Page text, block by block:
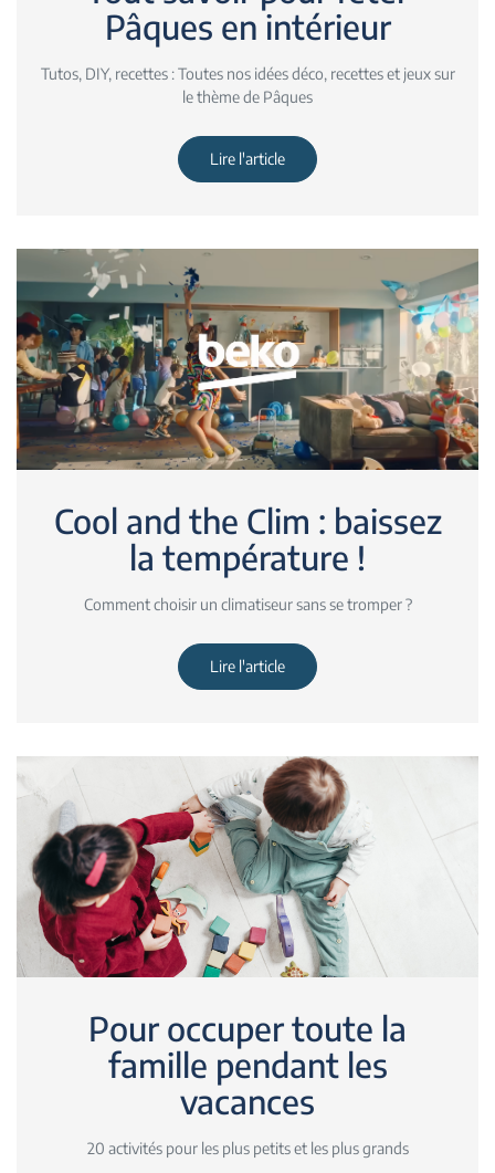
Pâques en intérieur
Tutos, DIY, recettes : Toutes nos idées déco, recettes et jeux sur
le thème de Pâques
Lire l'article
Cool and the Clim : baissez
la température !
Comment choisir un climatiseur sans se tromper ?
Lire l'article
Pour occuper toute la
famille pendant les
vacances
20 activités pour les plus petits et les plus grands